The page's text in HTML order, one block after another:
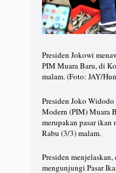
Presiden Jokowi
PIM Muara Baru, di
malam. (Foto: JAY/
Presiden Joko
Modern (PIM) Muara
merupakan pasar ikan
Rabu (3/3) malam.
Presiden
mengunjungi Pasar